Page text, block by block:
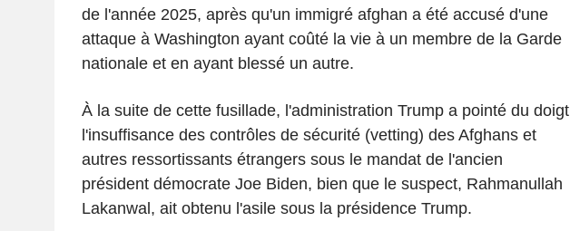
de l'année 2025, après qu'un immigré afghan a été accusé d'une
attaque à Washington ayant coûté la vie à un membre de la Garde
nationale et en ayant blessé un autre.
À la suite de cette fusillade, l'administration Trump a pointé du doigt
l'insuffisance des contrôles de sécurité (vetting) des Afghans et
autres ressortissants étrangers sous le mandat de l'ancien
président démocrate Joe Biden, bien que le suspect, Rahmanullah
Lakanwal, ait obtenu l'asile sous la présidence Trump.